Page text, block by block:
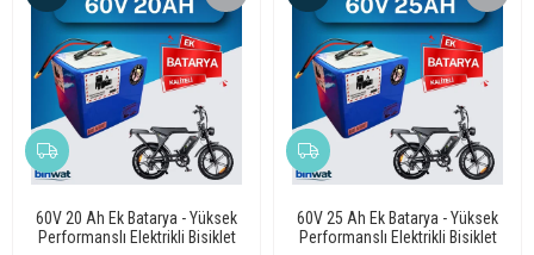
60V 20 Ah Ek Batarya - Yüksek
Performanslı Elektrikli Bisiklet
ÜRÜN
60V 25 Ah Ek Batarya - Yüksek
Performanslı Elektrikli Bisiklet
ÜRÜN